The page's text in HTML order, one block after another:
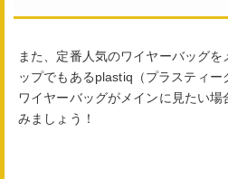
また、定番人気のワイヤーバッグ
ップでもあるplastiq（プラスティー
ワイヤーバッグがメインに見たい
みましょう！